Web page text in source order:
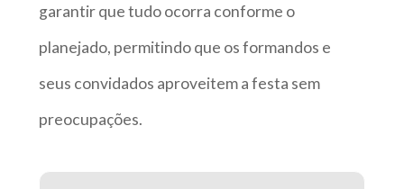
garantir que tudo ocorra conforme o
planejado, permitindo que os formandos e
seus convidados aproveitem a festa sem
preocupações.